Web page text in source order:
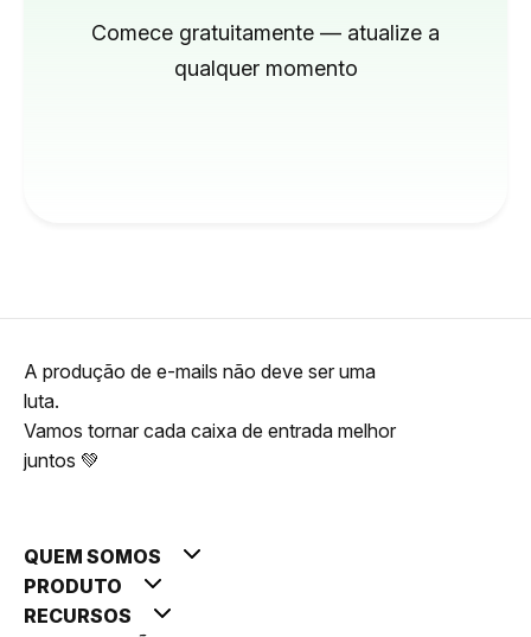
Comece gratuitamente — atualize a
qualquer momento
A produção de e-mails não deve ser uma
luta.
Vamos tornar cada caixa de entrada melhor
juntos 💚
QUEM SOMOS
PRODUTO
RECURSOS